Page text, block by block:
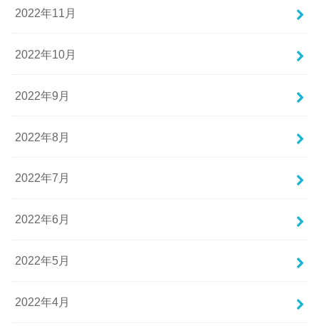
2022年11月
2022年10月
2022年9月
2022年8月
2022年7月
2022年6月
2022年5月
2022年4月